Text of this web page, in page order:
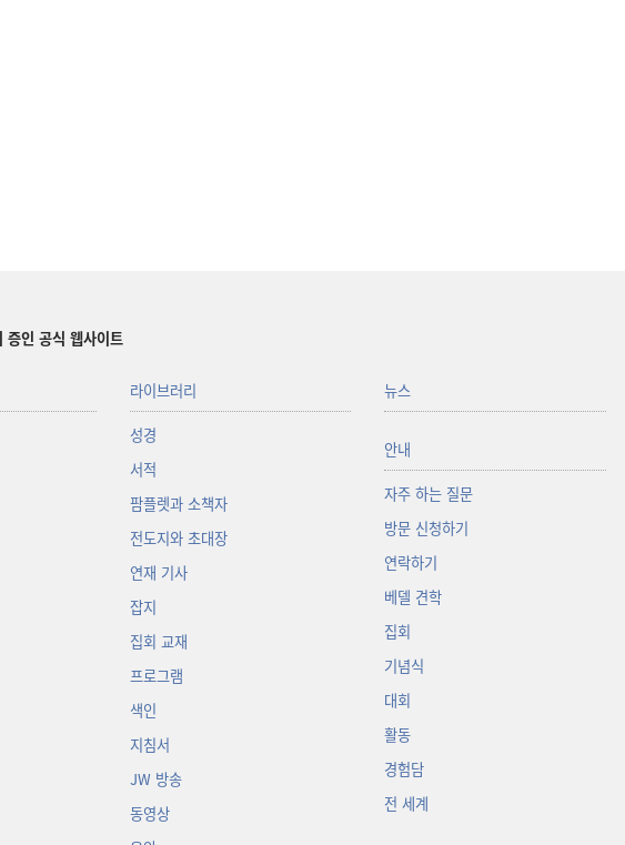
증인 공식 웹사이트
라이브러리
성경
서적
팜플렛과 소책자
전도지와 초대장
연재 기사
잡지
집회 교재
프로그램
색인
지침서
JW 방송
동영상
뉴스
안내
자주 하는 질문
방문 신청하기
연락하기
베델 견학
집회
기념식
대회
활동
경험담
전 세계